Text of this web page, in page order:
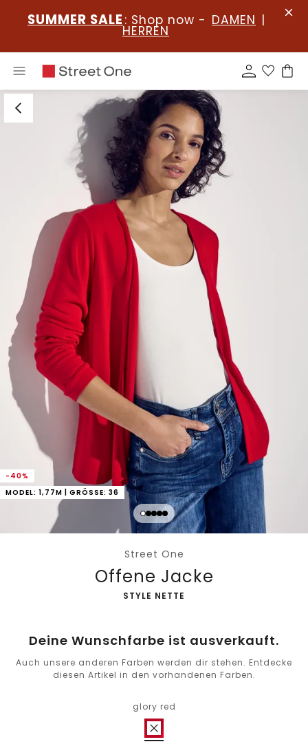
SUMMER SALE : Shop now - DAMEN |
HERREN
-40%
MODEL: 1,77M | GRÖSSE: 36
Street One
Offene Jacke
-
STYLE NETTE
Deine Wunschfarbe ist ausverkauft.
Auch unsere anderen Farben werden dir stehen. Entdecke
diesen Artikel in den vorhandenen Farben.
glory red